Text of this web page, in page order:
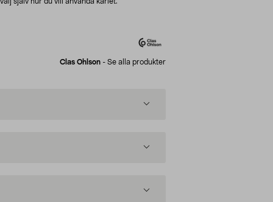
Clas Ohlson - Se alla produkter